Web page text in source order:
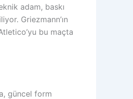
adam, baskı
Griezmann’ın
bu maçta
güncel form